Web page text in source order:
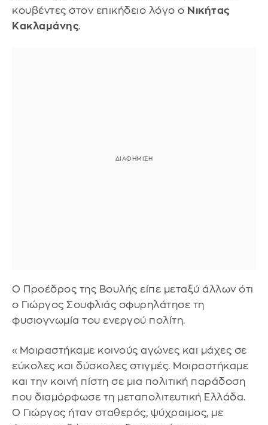
κουβέντες στον επικήδειο λόγο ο Νικήτας
Κακλαμάνης.
Ο Προέδρος της Βουλής είπε μεταξύ άλλων ότι
ο Γιώργος Σουφλιάς σφυρηλάτησε τη
φυσιογνωμία του ενεργού πολίτη.
«Μοιραστήκαμε κοινούς αγώνες και μάχες σε
εύκολες και δύσκολες στιγμές. Μοιραστήκαμε
και την κοινή πίστη σε μια πολιτική παράδοση
που διαμόρφωσε τη μεταπολιτευτική Ελλάδα.
Ο Γιώργος ήταν σταθερός, ψύχραιμος, με